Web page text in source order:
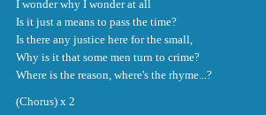
I wonder why I wonder at all
Is it just a means to pass the time?
Is there any justice here for the small,
Why is it that some men turn to crime?
Where is the reason, where's the rhyme...?
(Chorus) x 2